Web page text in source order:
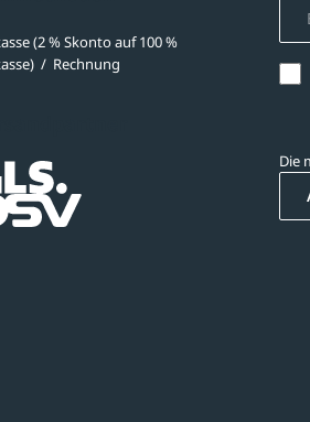
(2 % Skonto auf 100 %
/ Rechnung
Die